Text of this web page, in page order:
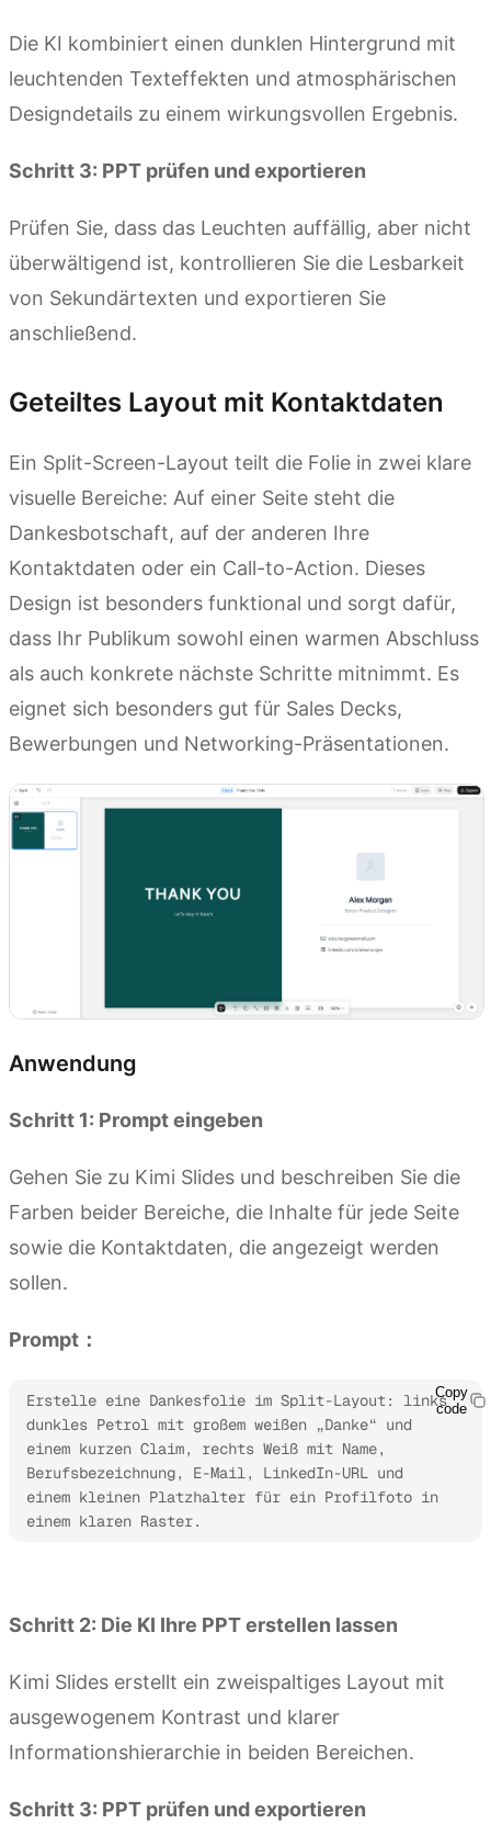
Die KI kombiniert einen dunklen Hintergrund mit
leuchtenden Texteffekten und atmosphärischen
Designdetails zu einem wirkungsvollen Ergebnis.
Schritt 3: PPT prüfen und exportieren
Prüfen Sie, dass das Leuchten auffällig, aber nicht
überwältigend ist, kontrollieren Sie die Lesbarkeit
von Sekundärtexten und exportieren Sie
anschließend.
Geteiltes Layout mit Kontaktdaten
Ein Split-Screen-Layout teilt die Folie in zwei klare
visuelle Bereiche: Auf einer Seite steht die
Dankesbotschaft, auf der anderen Ihre
Kontaktdaten oder ein Call-to-Action. Dieses
Design ist besonders funktional und sorgt dafür,
dass Ihr Publikum sowohl einen warmen Abschluss
als auch konkrete nächste Schritte mitnimmt. Es
eignet sich besonders gut für Sales Decks,
Bewerbungen und Networking-Präsentationen.
Anwendung
Schritt 1: Prompt eingeben
Gehen Sie zu Kimi Slides und beschreiben Sie die
Farben beider Bereiche, die Inhalte für jede Seite
sowie die Kontaktdaten, die angezeigt werden
sollen.
Prompt：
Erstelle eine Dankesfolie im Split-Layout: links
dunkles Petrol mit großem weißen „Danke“ und
einem kurzen Claim, rechts Weiß mit Name,
Berufsbezeichnung, E-Mail, LinkedIn-URL und
einem kleinen Platzhalter für ein Profilfoto in
einem klaren Raster.
Copy
code
Schritt 2: Die KI Ihre PPT erstellen lassen
Kimi Slides erstellt ein zweispaltiges Layout mit
ausgewogenem Kontrast und klarer
Informationshierarchie in beiden Bereichen.
Schritt 3: PPT prüfen und exportieren